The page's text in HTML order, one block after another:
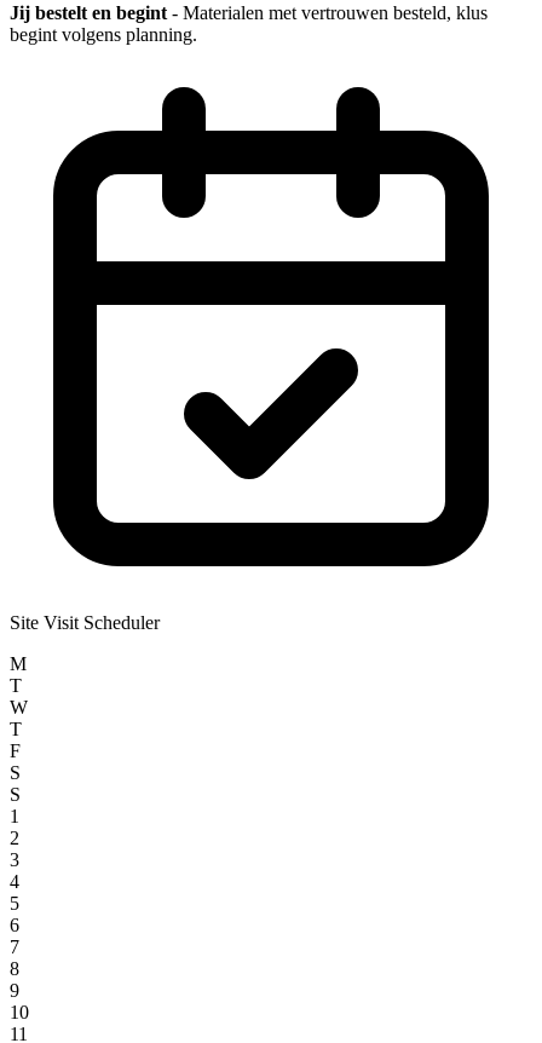
Jij bestelt en begint - Materialen met vertrouwen besteld, klus
begint volgens planning.
Site Visit Scheduler
M
T
W
T
F
S
S
1
2
3
4
5
6
7
8
9
10
11